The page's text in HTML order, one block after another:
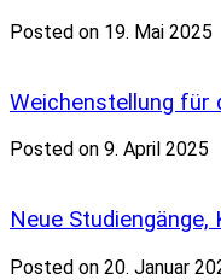
Posted on 19. Mai 2025
Weichenstellung für
Posted on 9. April 2025
Neue
Posted on 20. Januar